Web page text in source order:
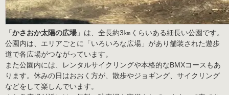
「 かさおか太陽の広場 」は、全長約3㎞くらいある細長い公園です。
公園内は、エリアごとに「いろいろな広場」があり舗装された遊歩
道で各広場がつながっています。
また公園内には、レンタルサイクリングや本格的なBMXコースもあ
ります。休みの日はおおく方が、散歩やジョギング、サイクリング
などをして楽しんでいます。